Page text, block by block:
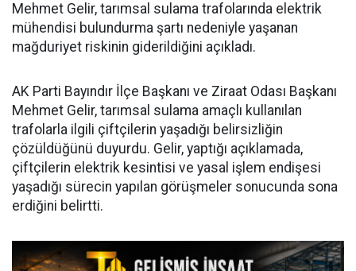
Mehmet Gelir, tarımsal sulama trafolarında elektrik
mühendisi bulundurma şartı nedeniyle yaşanan
mağduriyet riskinin giderildiğini açıkladı.
AK Parti Bayındır İlçe Başkanı ve Ziraat Odası Başkanı
Mehmet Gelir, tarımsal sulama amaçlı kullanılan
trafolarla ilgili çiftçilerin yaşadığı belirsizliğin
çözüldüğünü duyurdu. Gelir, yaptığı açıklamada,
çiftçilerin elektrik kesintisi ve yasal işlem endişesi
yaşadığı sürecin yapılan görüşmeler sonucunda sona
erdiğini belirtti.